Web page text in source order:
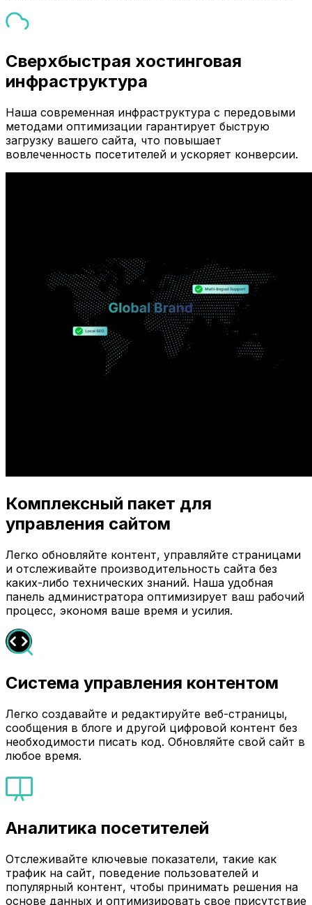
Сверхбыстрая хостинговая
инфраструктура
Наша современная инфраструктура с передовыми
методами оптимизации гарантирует быструю
загрузку вашего сайта, что повышает
вовлеченность посетителей и ускоряет конверсии.
Комплексный пакет для
управления сайтом
Легко обновляйте контент, управляйте страницами
и отслеживайте производительность сайта без
каких-либо технических знаний. Наша удобная
панель администратора оптимизирует ваш рабочий
процесс, экономя ваше время и усилия.
Система управления контентом
Легко создавайте и редактируйте веб-страницы,
сообщения в блоге и другой цифровой контент без
необходимости писать код. Обновляйте свой сайт в
любое время.
Аналитика посетителей
Отслеживайте ключевые показатели, такие как
трафик на сайт, поведение пользователей и
популярный контент, чтобы принимать решения на
основе данных и оптимизировать свое присутствие